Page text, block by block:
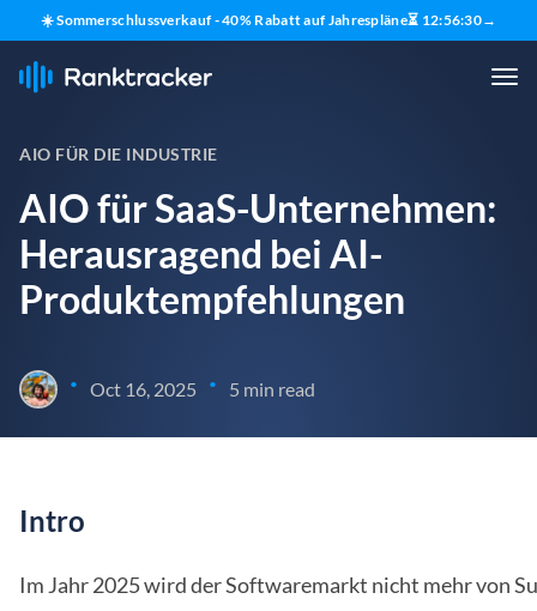
☀️ Sommerschlussverkauf - 40% Rabatt auf Jahrespläne⏳ 12:56:29→
AIO FÜR DIE INDUSTRIE
AIO für SaaS-Unternehmen:
Herausragend bei AI-
Produktempfehlungen
• Oct 16, 2025 • 5 min read
Intro
Im Jahr 2025 wird der Softwaremarkt nicht mehr von